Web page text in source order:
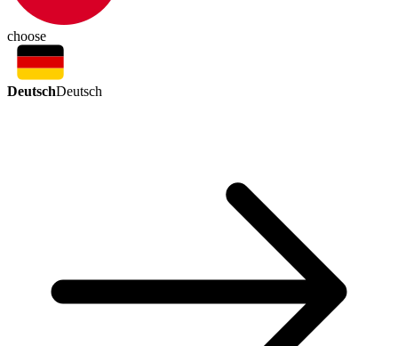
choose
DeutschDeutsch